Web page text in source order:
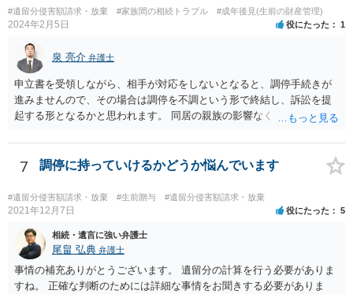
難と思われます。 「ＡＢＣ間の遺産分割協議は未了のまま，ＡとＢが
死亡し，二次相続が発生した」という前提に基づいて協議を進める必
議の内容を前提とした主張をすることが最も有利ですが，ＡＢの相続
人は応じない姿勢を示していることから，実現は困難だと思います。
主張としては維持しつつも，現実的な解決方法（遺産分割協議の落と
しどころ）としては，譲歩することを甘受しなければならないかもし
れません。
#遺留分侵害額請求・放棄 #家族間の相続トラブル #成年後見(生前の財産管理)
2024年2月5日 役にたった 1
泉 亮介 弁護士
申立書を受領しながら、相手が対応をしないとなると、調停手続きが
進みませんので、その場合は調停を不調という形で終結し、訴訟を提
起する形となるかと思われます。 同居の親族の影響なく、というのは
め、後からひっくり返すということは難しくなってくるかと思われま
す。 公開相談の場でのご相談については、どうしても限界が出てしま
7 調停に持っていけるかどうか悩んでいます
#遺留分侵害額請求・放棄 #生前贈与 #遺留分侵害額請求・放棄
2021年12月7日 役にたった 5
相続・遺言に強い弁護士
尾畠 弘典 弁護士
事情の補充ありがとうございます。 遺留分の計算を行う必要がありま
すね。 正確な判断のためには詳細な事情をお聞きする必要がありま